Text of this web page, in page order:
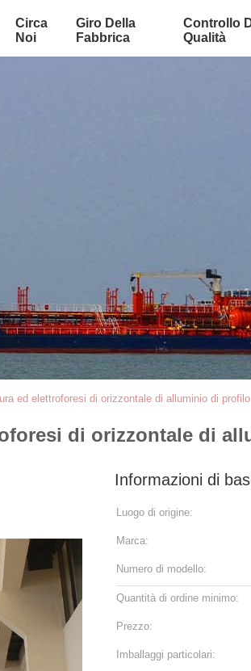
Circa
Noi
Giro Della
Fabbrica
Controllo
Qualità
ed elettroforesi di orizzontale di alluminio di profilo
di orizzontale di
Informazioni di
Luogo di origine:
Marca:
Numero di modello:
Quantità di ordine minimo:
Prezzo:
Imballaggi particolari: